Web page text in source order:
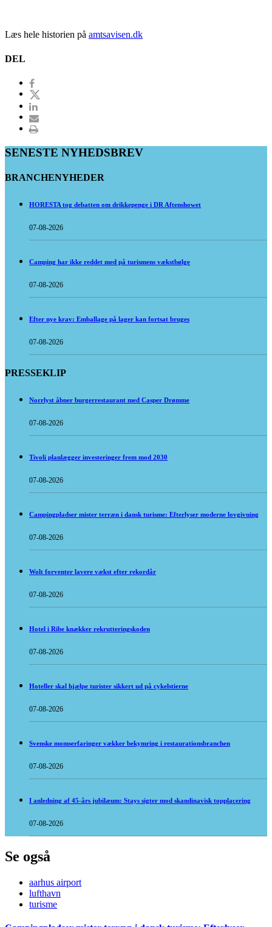
Læs hele historien på amtsavisen.dk
DEL
SENESTE NYHEDSBREV
BRANCHENYHEDER
HORESTA tog debatten om drikkepenge i DR Aftenshowet
07-08-2026
Camping har ikke reddet med på turismens vækstbølge
07-08-2026
Efter nye krav: Emballage på lager kan fortsat bruges
07-08-2026
PRESSEKLIP
Norrlyst åbner burgerrestaurant med Casper Drømme
07-08-2026
Tivoli planlægger investeringer frem mod 2030
07-08-2026
Campingpladser mister terræn i dansk turisme: Efterlyser moderne lovgivning
07-08-2026
Wolt forventer lavere vækst efter rekordår
07-08-2026
Hotel i Ribe knækker rekrutteringskoden
07-08-2026
Hoteller skal hjælpe turister sikkert ud på cykelstierne
07-08-2026
Svenske momserfaringer vækker bekymring i restaurationsbranchen
07-08-2026
I anledning af 45-års jubilæum: Stays sigter mod skandinavisk topplacering
07-08-2026
Se også
aarhus airport
lufthavn
turisme